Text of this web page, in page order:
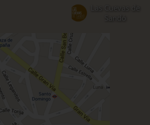
Las Cuevas de